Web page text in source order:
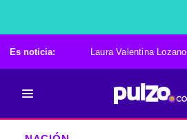
Es noticia: Laura Valentina Lozano